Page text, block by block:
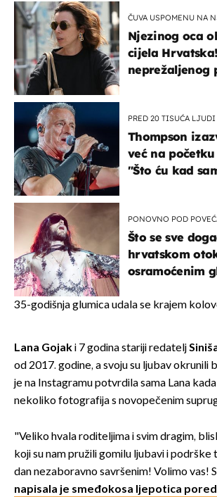
ČUVA USPOMENU NA
Njezinog oca
cijela
neprežaljenog
PRED 20 TISUĆA LJUDI
Thompson
već na
"Što ću kad
PONOVNO POD
Što se sve
hrvatskom
osramoćenim
izazivaju
35-godišnja glumica udala se krajem
Lana Gojaki 7 godina stariji redatelj
od 2017. godine, a svoju su ljubav okrunili
je na Instagramu potvrdila sama Lana
nekoliko fotografija s novopečenim
"Veliko hvala roditeljima i svim dragim,
koji su nam pružili gomilu ljubavi i podrške
dan nezaboravno savršenim! Volimo vas!
napisala je smeđokosa ljepotica